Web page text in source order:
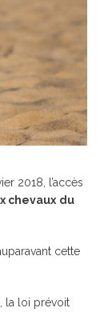
2018, l’accès
chevaux du
cette
la loi prévoit